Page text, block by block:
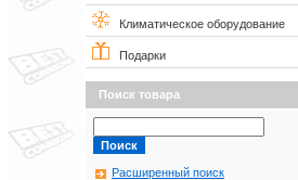
Климатическое оборудование
Подарки
Поиск товара
Расширенный поиск